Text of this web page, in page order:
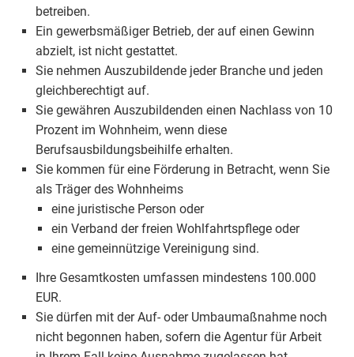
betreiben.
Ein gewerbsmäßiger Betrieb, der auf einen Gewinn
abzielt, ist nicht gestattet.
Sie nehmen Auszubildende jeder Branche und jeden
gleichberechtigt auf.
Sie gewähren Auszubildenden einen Nachlass von 10
Prozent im Wohnheim, wenn diese
Berufsausbildungsbeihilfe erhalten.
Sie kommen für eine Förderung in Betracht, wenn Sie
als Träger des Wohnheims
eine juristische Person oder
ein Verband der freien Wohlfahrtspflege oder
eine gemeinnützige Vereinigung sind.
Ihre Gesamtkosten umfassen mindestens 100.000
EUR.
Sie dürfen mit der Auf- oder Umbaumaßnahme noch
nicht begonnen haben, sofern die Agentur für Arbeit